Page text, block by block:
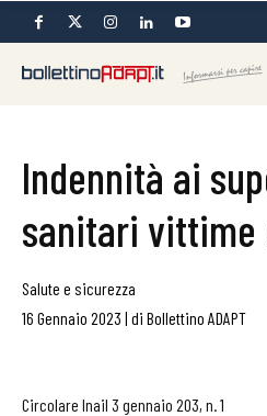
Indennità ai
sanitari vittime
Salute e sicurezza
16 Gennaio 2023 | di Bollettino ADAPT
Circolare Inail 3 gennaio 203, n. 1